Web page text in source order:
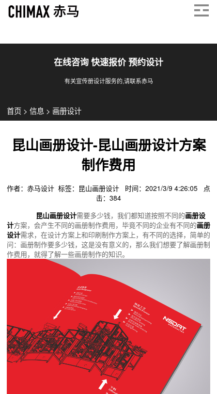
在线咨询 快速报价 预约设计
有关宣传册设计服务的,请联系赤马
首页 > 信息 > 画册设计
昆山画册设计-昆山画册设计方案
制作费用
作者：赤马设计 标签： 昆山画册设计
时间：2021/3/9 4:26:05 点
击： 384
昆山画册设计需要多少钱，我们都知道按照不同的画册设
计方案，会产生不同的画册制作费用，毕竟不同的企业有不同的画册
设计需求，在设计方案上和印刷制作方案上，有不同的选择，简单的
问：画册制作要多少钱，这是没有意义的，那么我们想要了解画册制
作费用，就得了解一些画册制作的知识。